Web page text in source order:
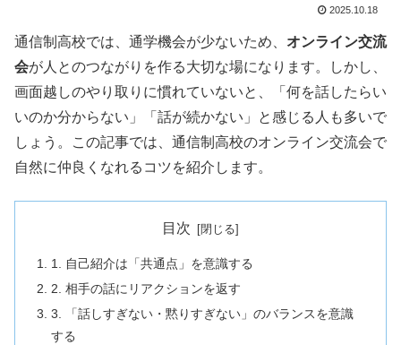
2025.10.18
通信制高校では、通学機会が少ないため、 オンライン交流
会が人とのつながりを作る大切な場になります。しかし、
画面越しのやり取りに慣れていないと、「何を話したらい
いのか分からない」「話が続かない」と感じる人も多いで
しょう。この記事では、通信制高校のオンライン交流会で
自然に仲良くなれるコツを紹介します。
目次
1. 自己紹介は「共通点」を意識する
2. 相手の話にリアクションを返す
3. 「話しすぎない・黙りすぎない」のバランスを意識
する